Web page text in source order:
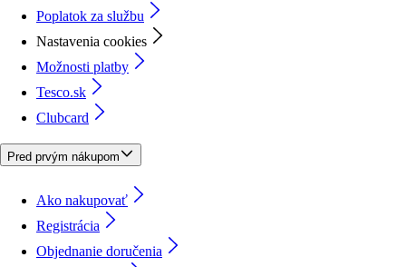
Poplatok za službu
Nastavenia cookies
Možnosti platby
Tesco.sk
Clubcard
Pred prvým nákupom
Ako nakupovať
Registrácia
Objednanie doručenia